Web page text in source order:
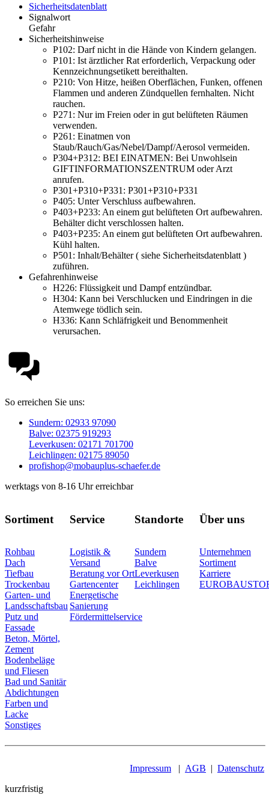
Sicherheitsdatenblatt
Signalwort
Gefahr
Sicherheitshinweise
P102: Darf nicht in die Hände von Kindern gelangen.
P101: Ist ärztlicher Rat erforderlich, Verpackung oder
Kennzeichnungsetikett bereithalten.
P210: Von Hitze, heißen Oberflächen, Funken, offenen
Flammen und anderen Zündquellen fernhalten. Nicht
rauchen.
P271: Nur im Freien oder in gut belüfteten Räumen
verwenden.
P261: Einatmen von
Staub/Rauch/Gas/Nebel/Dampf/Aerosol vermeiden.
P304+P312: BEI EINATMEN: Bei Unwohlsein
GIFTINFORMATIONSZENTRUM oder Arzt
anrufen.
P301+P310+P331: P301+P310+P331
P405: Unter Verschluss aufbewahren.
P403+P233: An einem gut belüfteten Ort aufbewahren.
Behälter dicht verschlossen halten.
P403+P235: An einem gut belüfteten Ort aufbewahren.
Kühl halten.
P501: Inhalt/Behälter ( siehe Sicherheitsdatenblatt )
zuführen.
Gefahrenhinweise
H226: Flüssigkeit und Dampf entzündbar.
H304: Kann bei Verschlucken und Eindringen in die
Atemwege tödlich sein.
H336: Kann Schläfrigkeit und Benommenheit
verursachen.
So erreichen Sie uns:
Sundern: 02933 97090
Balve: 02375 919293
Leverkusen: 02171 701700
Leichlingen: 02175 89050
profishop@mobauplus-schaefer.de
werktags von 8-16 Uhr erreichbar
Sortiment
Rohbau
Dach
Tiefbau
Trockenbau
Garten- und
Landsschaftsbau
Putz und
Fassade
Beton, Mörtel,
Zement
Bodenbeläge
und Fliesen
Bad und Sanitär
Abdichtungen
Farben und
Lacke
Sonstiges
Service
Logistik &
Versand
Beratung vor Ort
Gartencenter
Energetische
Sanierung
Fördermittelservice
Standorte
Sundern
Balve
Leverkusen
Leichlingen
Über uns
Unternehmen
Sortiment
Karriere
Impressum | AGB | Datenschutz
kurzfristig